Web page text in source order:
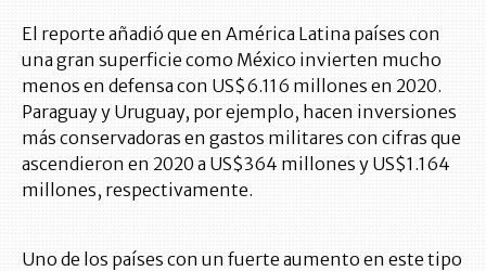
El reporte añadió que en América Latina países con
una gran superficie como México invierten mucho
menos en defensa con US$6.116 millones en 2020.
Paraguay y Uruguay, por ejemplo, hacen inversiones
más conservadoras en gastos militares con cifras que
ascendieron en 2020 a US$364 millones y US$1.164
millones, respectivamente.
Uno de los países con un fuerte aumento en este tipo